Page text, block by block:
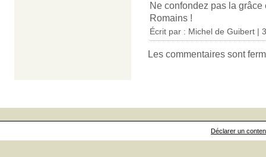
Ne confondez pas la
Romains !
Écrit par : Michel de Guibert |
Les commentaires sont
Déclarer un